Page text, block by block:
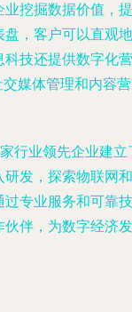
挖掘数据价值，提
，客户可以直观地
技还提供数字化营
媒体管理和内容营
行业领先企业建立
发，探索物联网和
专业服务和可靠技
伴，为数字经济发